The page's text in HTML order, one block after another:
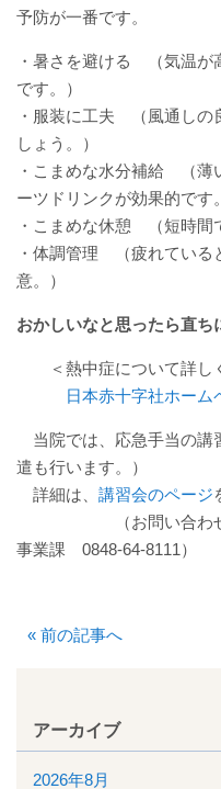
通院について
外来案内
外来診療担当表
休診情報
診療科一覧
休日・夜間診療
入院について
入院のご案内
地域包括ケア病棟
身体的拘束最小化の
予防が一番です。
・暑さを避ける （気温が
です。）
・服装に工夫 （風通しの
しょう。）
・こまめな水分補給 （薄
ーツドリンクが効果的です
・こまめな休憩 （短時間
・体調管理 （疲れている
意。）
おかしいなと思ったら直ち
＜熱中症について詳し
日本赤十字社ホーム
当院では、応急手当の講
遣も行います。）
詳細は、 講習会のページ
（お問い合わせは
事業課 0848-64-8111）
« 前の記事へ
アーカイブ
2026年8月